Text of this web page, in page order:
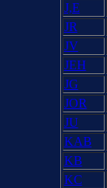
J,E
JR
JV
JEH
JG
JOR
JU
KAB
KB
KC